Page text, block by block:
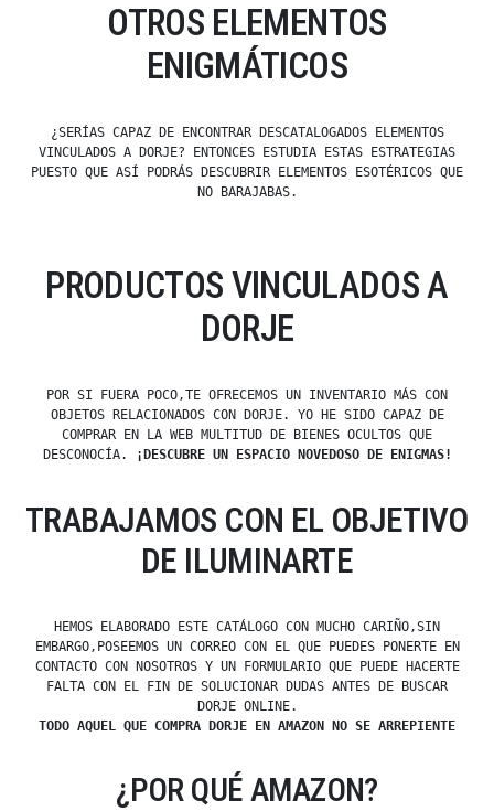
OTROS ELEMENTOS
ENIGMÁTICOS
¿SERÍAS CAPAZ DE ENCONTRAR DESCATALOGADOS ELEMENTOS
VINCULADOS A DORJE? ENTONCES ESTUDIA ESTAS ESTRATEGIAS
PUESTO QUE ASÍ PODRÁS DESCUBRIR ELEMENTOS ESOTÉRICOS QUE
NO BARAJABAS.
PRODUCTOS VINCULADOS A
DORJE
POR SI FUERA POCO,TE OFRECEMOS UN INVENTARIO MÁS CON
OBJETOS RELACIONADOS CON DORJE. YO HE SIDO CAPAZ DE
COMPRAR EN LA WEB MULTITUD DE BIENES OCULTOS QUE
DESCONOCÍA.
¡DESCUBRE UN ESPACIO NOVEDOSO DE ENIGMAS!
TRABAJAMOS CON EL OBJETIVO
DE ILUMINARTE
HEMOS ELABORADO ESTE CATÁLOGO CON MUCHO CARIÑO,SIN
EMBARGO,POSEEMOS UN CORREO CON EL QUE PUEDES PONERTE EN
CONTACTO CON NOSOTROS Y UN FORMULARIO QUE PUEDE HACERTE
FALTA CON EL FIN DE SOLUCIONAR DUDAS ANTES DE BUSCAR
DORJE ONLINE.
TODO AQUEL QUE COMPRA DORJE EN AMAZON NO SE ARREPIENTE
¿POR QUÉ AMAZON?